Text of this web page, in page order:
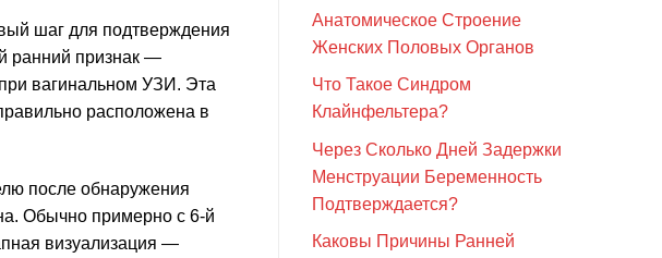
шаг для подтверждения
ранний признак —
вагинальном УЗИ. Эта
расположена в
после обнаружения
Обычно примерно с 6-й
визуализация —
Анатомическое Строение
Женских Половых Органов
Что Такое Синдром
Клайнфельтера?
Через Сколько Дней Задержки
Менструации Беременность
Подтверждается?
Каковы Причины Ранней